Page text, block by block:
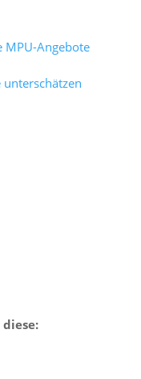
MPU-Angebote